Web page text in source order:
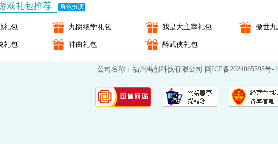
戏礼包推荐 角色扮演
礼包 九阴绝学礼包 我是大主宰礼包 傲世
礼包 神曲礼包 醉武侠礼包
公司名称：福州禹创科技有限公司 闽ICP备2024065593号-